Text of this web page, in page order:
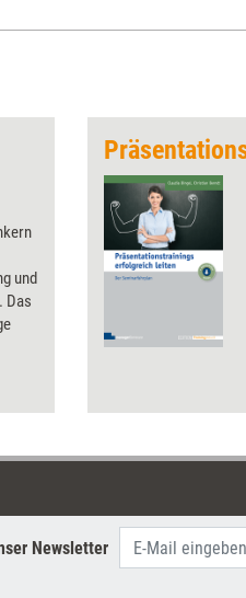
und
Das
Newsletter